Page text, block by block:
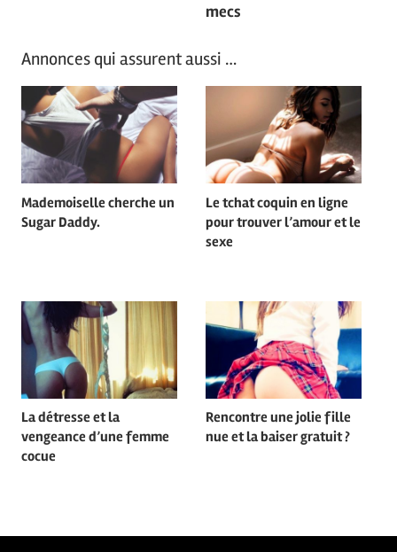
mecs
Annonces qui assurent aussi …
Mademoiselle cherche un
Sugar Daddy.
Le tchat coquin en ligne
pour trouver l’amour et le
sexe
La détresse et la
vengeance d’une femme
cocue
Rencontre une jolie fille
nue et la baiser gratuit ?